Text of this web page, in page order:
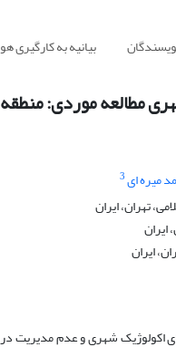
بیانیه به
موردی: منطقه 9 شهر اصفهان
میره ای3
تهران، ایران
ایران